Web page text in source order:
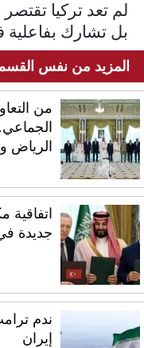
لم تعد تركيا
بل تشارك بفاعلية
المزيد من نفس
من
الرياض
جديدة
ندم
إيران